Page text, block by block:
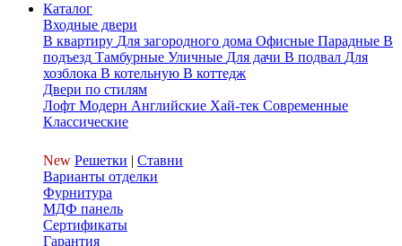
Каталог
Входные двери
В квартиру Для загородного дома Офисные Парадные В
подъезд Тамбурные Уличные Для дачи В подвал Для
хозблока В котельную В коттедж
Двери по стилям
Лофт Модерн Английские Хай-тек Современные
Классические
New Решетки | Ставни
Варианты отделки
Фурнитура
МДФ панель
Сертификаты
Гарантия